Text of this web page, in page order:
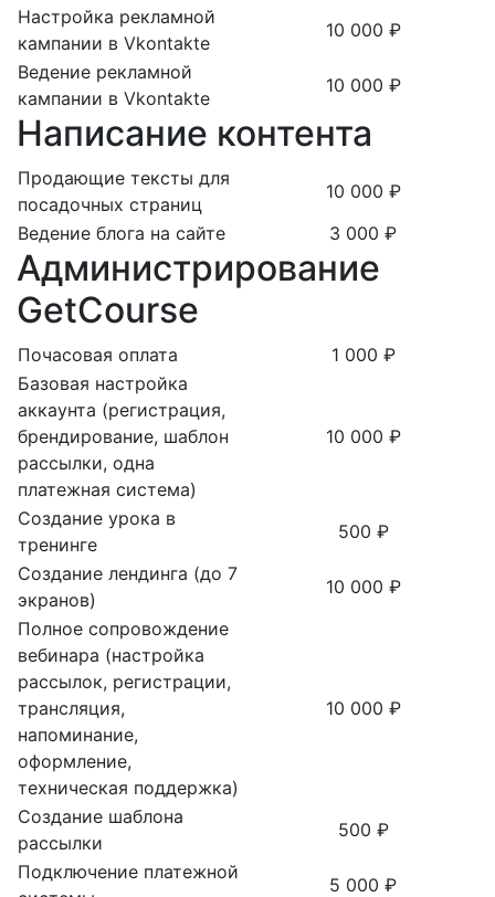
Настройка рекламной
кампании в Vkontakte
10 000 ₽
Ведение рекламной
кампании в Vkontakte
10 000 ₽
Написание контента
Продающие тексты для
посадочных страниц
10 000 ₽
Ведение блога на сайте
3 000 ₽
Администрирование
GetCourse
Почасовая оплата
1 000 ₽
Базовая настройка
аккаунта (регистрация,
брендирование, шаблон
рассылки, одна
платежная система)
10 000 ₽
Создание урока в
тренинге
500 ₽
Создание лендинга (до 7
экранов)
10 000 ₽
Полное сопровождение
вебинара (настройка
рассылок, регистрации,
трансляция,
напоминание,
оформление,
техническая поддержка)
10 000 ₽
Создание шаблона
рассылки
500 ₽
Подключение платежной
5 000 ₽